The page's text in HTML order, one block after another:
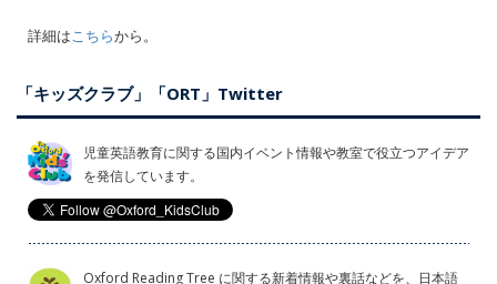
詳細はこちらから。
「キッズクラブ」「ORT」Twitter
児童英語教育に関する国内イベント情報や教室で役立つアイデア
を発信しています。
Oxford Reading Tree に関する新着情報や裏話などを、日本語